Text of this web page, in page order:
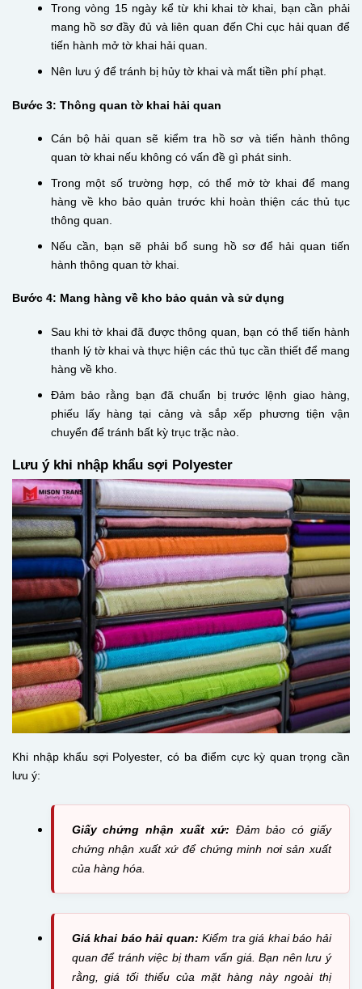
Trong vòng 15 ngày kể từ khi khai tờ khai, bạn cần phải
mang hồ sơ đầy đủ và liên quan đến Chi cục hải quan để
tiến hành mở tờ khai hải quan.
Nên lưu ý để tránh bị hủy tờ khai và mất tiền phí phạt.
Bước 3: Thông quan tờ khai hải quan
Cán bộ hải quan sẽ kiểm tra hồ sơ và tiến hành thông
quan tờ khai nếu không có vấn đề gì phát sinh.
Trong một số trường hợp, có thể mở tờ khai để mang
hàng về kho bảo quản trước khi hoàn thiện các thủ tục
thông quan.
Nếu cần, bạn sẽ phải bổ sung hồ sơ để hải quan tiến
hành thông quan tờ khai.
Bước 4: Mang hàng về kho bảo quản và sử dụng
Sau khi tờ khai đã được thông quan, bạn có thể tiến hành
thanh lý tờ khai và thực hiện các thủ tục cần thiết để mang
hàng về kho.
Đảm bảo rằng bạn đã chuẩn bị trước lệnh giao hàng,
phiếu lấy hàng tại cảng và sắp xếp phương tiện vận
chuyển để tránh bất kỳ trục trặc nào.
Lưu ý khi nhập khẩu sợi Polyester
Khi nhập khẩu sợi Polyester, có ba điểm cực kỳ quan trọng cần
lưu ý:
Giấy chứng nhận xuất xứ: Đảm bảo có giấy
chứng nhận xuất xứ để chứng minh nơi sản xuất
của hàng hóa.
Giá khai báo hải quan: Kiểm tra giá khai báo hải
quan để tránh việc bị tham vấn giá. Bạn nên lưu ý
rằng, giá tối thiểu của mặt hàng này ngoài thị